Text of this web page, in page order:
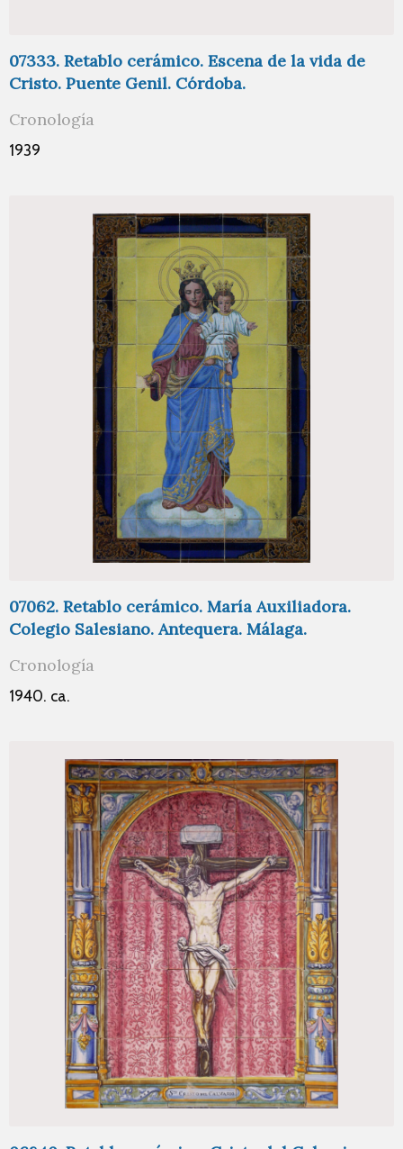
07333. Retablo cerámico. Escena de la vida de
Cristo. Puente Genil. Córdoba.
Cronología
1939
07062. Retablo cerámico. María Auxiliadora.
Colegio Salesiano. Antequera. Málaga.
Cronología
1940. ca.